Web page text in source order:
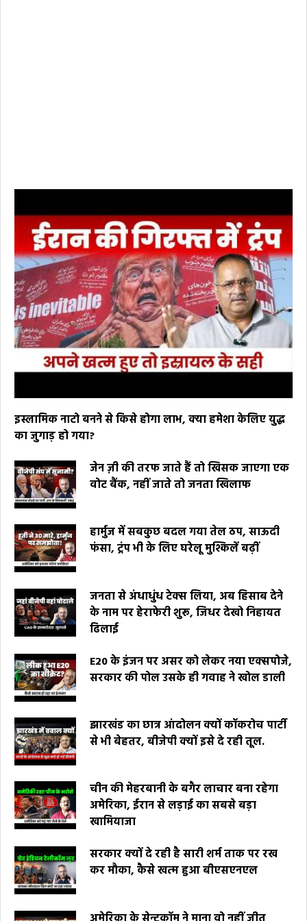
इस्लामिक नाटो बनने से किसे होगा लाभ, क्या हमेशा केलिए युद्ध
का जुगाड़ हो गया?
जेन ज़ी की तरफ जाते हैं तो खिसक जाएगा एक
वोट बैंक, नहीं जाते तो जनता खिलाफ
हार्मुज में सबकुछ बदल गया तेल ठप, साऊदी
फंसा, ट्रंप भी के लिए घरेलू मुश्किलें बढ़ीं
जनता से अंधाधुंध टेक्स लिया, अब हिसाब देने
के नाम पर हेराफेरी शुरू, जिधर देखो निहायत
ढिलाई
E20 के इंजन पर असर को लेकर नया एक्सपोजे,
सरकार की पोल उसके ही गवाह ने खोल डाली
झारखंड का छात्र आंदोलन क्यों कॉकरोच पार्टी
से भी बेहतर, बीजेपी क्यों इसे दे रही तूल.
चीन की मेहरबानी के बगैर लाचार बना रहेगा
अमेरिका, ईरान से लड़ाई का सबसे बड़ा
खामियाजा
सरकार क्यों दे रही है सारी शर्म ताक पर रख
कर मौका, कैसे खत्म हुआ बीएसएनएल